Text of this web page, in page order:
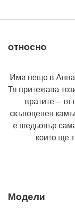
относно
Има нещо в
Тя притежава
вратите – тя
скъпоценен
е шедьовър
които ще
Модели